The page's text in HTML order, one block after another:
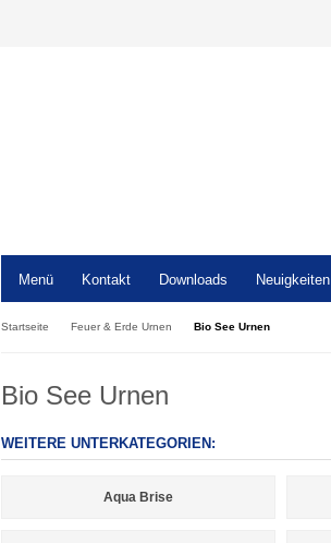
Menü Kontakt Downloads Neuigkeiten
Startseite Feuer & Erde Urnen Bio See Urnen
Bio See Urnen
WEITERE UNTERKATEGORIEN:
Aqua Brise